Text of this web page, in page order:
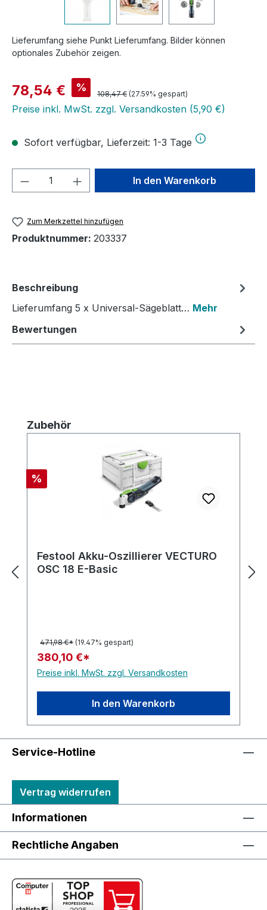
Lieferumfang siehe Punkt Lieferumfang. Bilder können
optionales Zubehör zeigen.
Verkaufspreis:
78,54 € % Regulärer Preis:
108,47 € (27.59% gespart)
Preise inkl. MwSt. zzgl. Versandkosten (5,90 €)
Sofort verfügbar, Lieferzeit: 1-3 Tage
Produkt Anzahl: Gib denIn den Warenkorb
Zum Merkzettel hinzufügen
Produktnummer: 203337
Beschreibung
Lieferumfang 5 x Universal-Sägeblatt… Mehr
Bewertungen
Produktgalerie überspringen
Zubehör
Rabatt
%
Festool Akku-Oszillierer VECTURO
OSC 18 E-Basic
471,98 €* (19.47% gespart)
380,10 €*
Preise inkl. MwSt. zzgl. Versandkosten
In den Warenkorb
Service-Hotline
Vertrag widerrufen
Informationen
Rechtliche Angaben